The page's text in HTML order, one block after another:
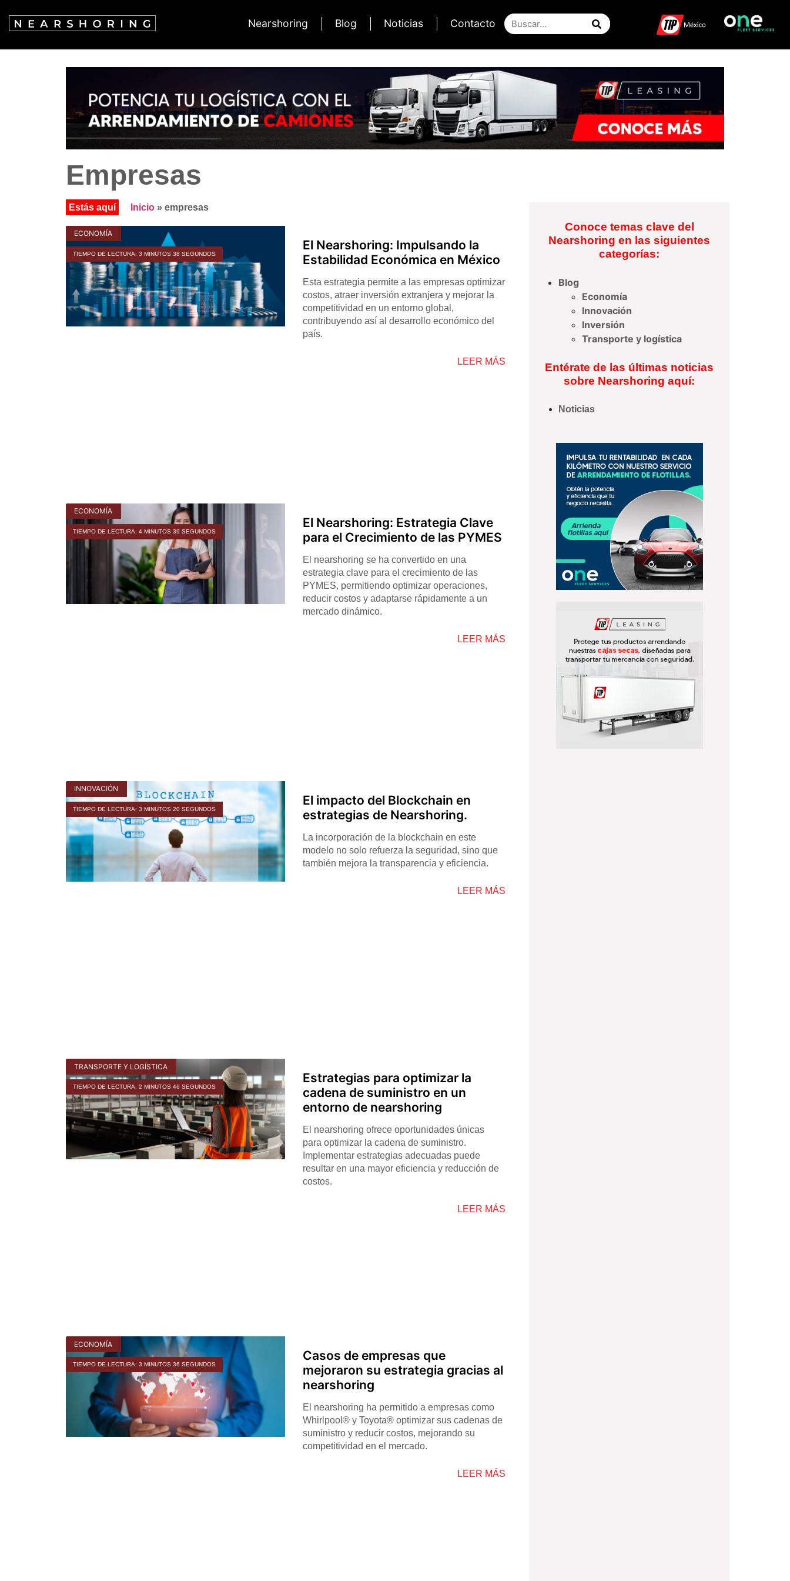
Nearshoring Blog Noticias Contacto
Empresas
Inicio » empresas
ECONOMÍA
El Nearshoring: Impulsando la
Estabilidad Económica en México
TIEMPO DE LECTURA: 3 MINUTOS 38 SEGUNDOS
Esta estrategia permite a las empresas optimizar
costos, atraer inversión extranjera y mejorar la
competitividad en un entorno global,
contribuyendo así al desarrollo económico del
país.
LEER MÁS
ECONOMÍA
El Nearshoring: Estrategia Clave
para el Crecimiento de las PYMES
TIEMPO DE LECTURA: 4 MINUTOS 39 SEGUNDOS
El nearshoring se ha convertido en una
estrategia clave para el crecimiento de las
PYMES, permitiendo optimizar operaciones,
reducir costos y adaptarse rápidamente a un
mercado dinámico.
LEER MÁS
INNOVACIÓN
El impacto del Blockchain en
estrategias de Nearshoring.
TIEMPO DE LECTURA: 3 MINUTOS 20 SEGUNDOS
La incorporación de la blockchain en este
modelo no solo refuerza la seguridad, sino que
también mejora la transparencia y eficiencia.
LEER MÁS
TRANSPORTE Y LOGÍSTICA
Estrategias para optimizar la
cadena de suministro en un
entorno de nearshoring
TIEMPO DE LECTURA: 2 MINUTOS 46 SEGUNDOS
El nearshoring ofrece oportunidades únicas
para optimizar la cadena de suministro.
Implementar estrategias adecuadas puede
resultar en una mayor eficiencia y reducción de
costos.
LEER MÁS
ECONOMÍA
Casos de empresas que
mejoraron su estrategia gracias al
nearshoring
TIEMPO DE LECTURA: 3 MINUTOS 36 SEGUNDOS
El nearshoring ha permitido a empresas como
Whirlpool®️ y Toyota®️ optimizar sus cadenas de
suministro y reducir costos, mejorando su
competitividad en el mercado.
LEER MÁS
Conoce temas clave del
Nearshoring en las siguientes
categorías:
Blog
Economía
Innovación
Inversión
Transporte y logística
Entérate de las últimas noticias
sobre Nearshoring aquí:
Noticias